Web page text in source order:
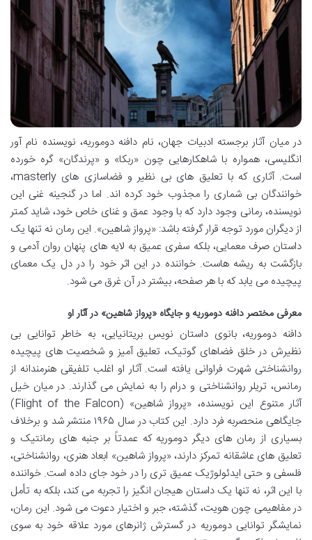
در میان آثار برجسته ادبیات جهان، نام دافنه دوموریه، نویسنده نام آور
انگلیسی، همواره با شاهکارهایی چون «ربکا» و «پرندگان» گره خورده
است. آثاری که با تعلیق های بی نظیر و فضاسازی های masterly،
خوانندگان بی شماری را مجذوب خود کرده اند. اما در گنجینه غنی این
نویسنده، رمانی وجود دارد که با وجود عمق و غنای خاص خود، شاید کمتر
از دیگران مورد توجه قرار گرفته باشد: «پرواز شاهین». این رمان نه تنها یک
داستان صرف معمایی، بلکه سفری عمیق به لایه های پنهان روان آدمی و
بازگشت به ریشه هاست. خواننده در این اثر خود را در دل یک معمای
پیچیده می یابد که با هر صفحه، بیشتر در آن غرق می شود.
معرفی مختصر دافنه دوموریه و جایگاه «پرواز شاهین» در آثار او
دافنه دوموریه، بانوی داستان نویس بریتانیایی، به خاطر توانایی بی
نظیرش در خلق فضاهای گوتیک، تعلیق آمیز و شخصیت های پیچیده
روانشناختی شهرت فراوانی یافته است. آثار او اغلب تلفیقی هنرمندانه از
رمانس، تریلر روانشناختی و درام را به نمایش می گذارند. در میان خیل
آثار متنوع این نویسنده، «پرواز شاهین» (Flight of the Falcon)
جایگاهی منحصربه فرد دارد. این کتاب در سال ۱۹۶۵ منتشر شد و برخلاف
بسیاری از رمان های دیگر دوموریه که عمدتاً بر جنبه های رمانتیک و
تعلیق های عاشقانه تمرکز دارند، «پرواز شاهین» ابعاد هنری، روانشناختی،
فلسفی و حتی ایدئولوژیک عمیق تری را در خود جای داده است. خواننده
با این اثر، نه تنها یک داستان هیجان انگیز را تجربه می کند، بلکه به تأمل
در مفاهیمی چون هویت، گذشته، جبر و اختیار دعوت می شود. این رمان،
نمایشگر توانایی دوموریه در گسترش ژانرهای مورد علاقه خود به سوی